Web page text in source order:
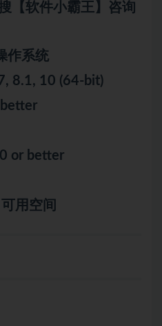
【软件小霸王】咨询
作系统
8.1, 10 (64-bit)
or better
用空间